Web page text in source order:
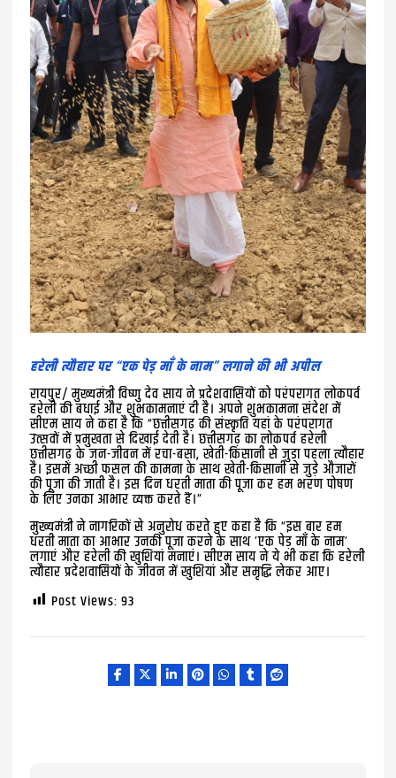
हरेली त्यौहार पर “एक पेड़ माँ के नाम” लगाने की भी अपील
रायपुर/ मुख्यमंत्री विष्णु देव साय ने प्रदेशवासियों को परंपरागत लोकपर्व
हरेली की बधाई और शुभकामनाएं दी है। अपने शुभकामना संदेश में
सीएम साय ने कहा है कि “छत्तीसगढ़ की संस्कृति यहां के परंपरागत
उत्सवों में प्रमुखता से दिखाई देती है। छत्तीसगढ़ का लोकपर्व हरेली
छत्तीसगढ़ के जन-जीवन में रचा-बसा, खेती-किसानी से जुड़ा पहला त्यौहार
है। इसमें अच्छी फसल की कामना के साथ खेती-किसानी से जुड़े औजारों
की पूजा की जाती है। इस दिन धरती माता की पूजा कर हम भरण पोषण
के लिए उनका आभार व्यक्त करते हैं।”
मुख्यमंत्री ने नागरिकों से अनुरोध करते हुए कहा है कि “इस बार हम
धरती माता का आभार उनकी पूजा करने के साथ ’एक पेड़ माँ के नाम’
लगाएं और हरेली की खुशियां मनाएं। सीएम साय ने ये भी कहा कि हरेली
त्यौहार प्रदेशवासियों के जीवन में खुशियां और समृद्धि लेकर आए।
Post Views: 93